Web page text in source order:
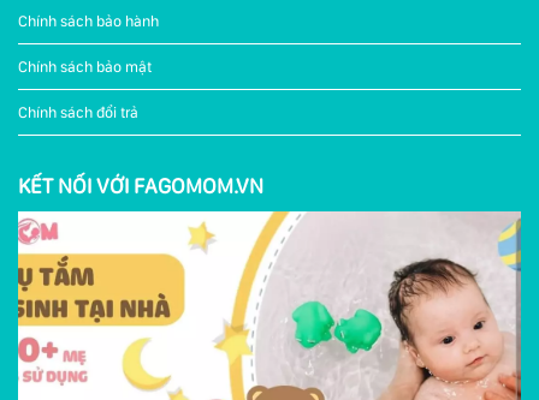
Chính sách bảo hành
Chính sách bảo mật
Chính sách đổi trả
KẾT NỐI VỚI FAGOMOM.VN